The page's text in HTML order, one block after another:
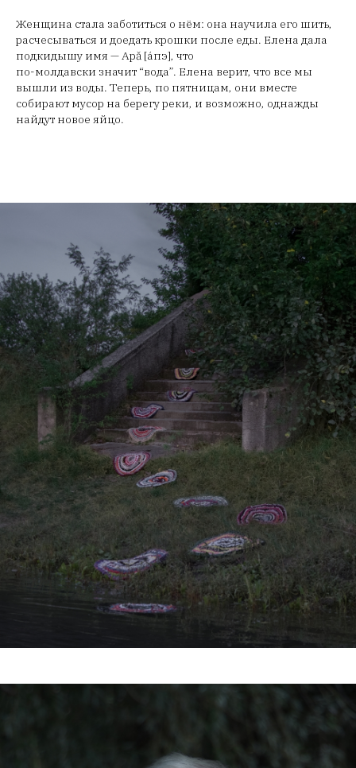
Женщина стала заботиться о нём: она научила его шить,
расчесываться и доедать крошки после еды. Елена дала
подкидышу имя — Apă [áпэ], что
по-молдавски значит “вода”. Елена верит, что все мы
вышли из воды. Теперь, по пятницам, они вместе
собирают мусор на берегу реки, и возможно, однажды
найдут новое яйцо.